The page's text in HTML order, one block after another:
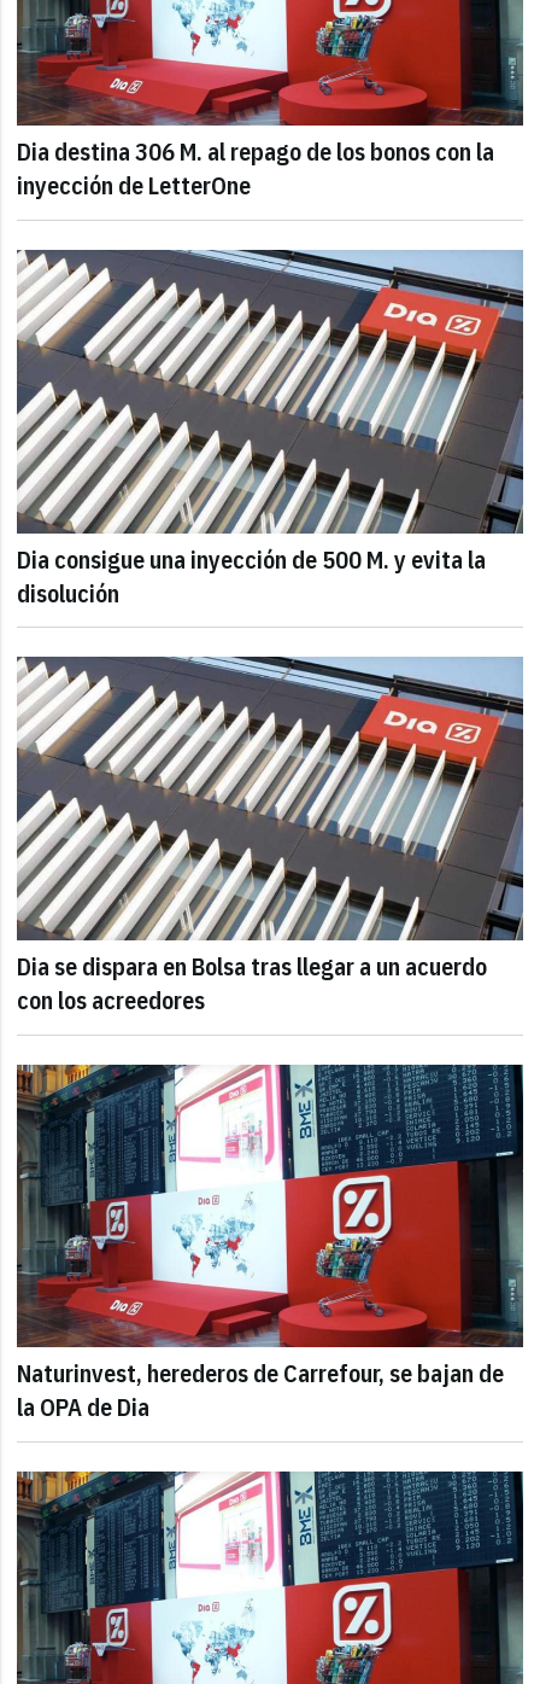
Dia destina 306 M. al repago de los bonos con la
inyección de LetterOne
Dia consigue una inyección de 500 M. y evita la
disolución
Dia se dispara en Bolsa tras llegar a un acuerdo
con los acreedores
Naturinvest, herederos de Carrefour, se bajan de
la OPA de Dia